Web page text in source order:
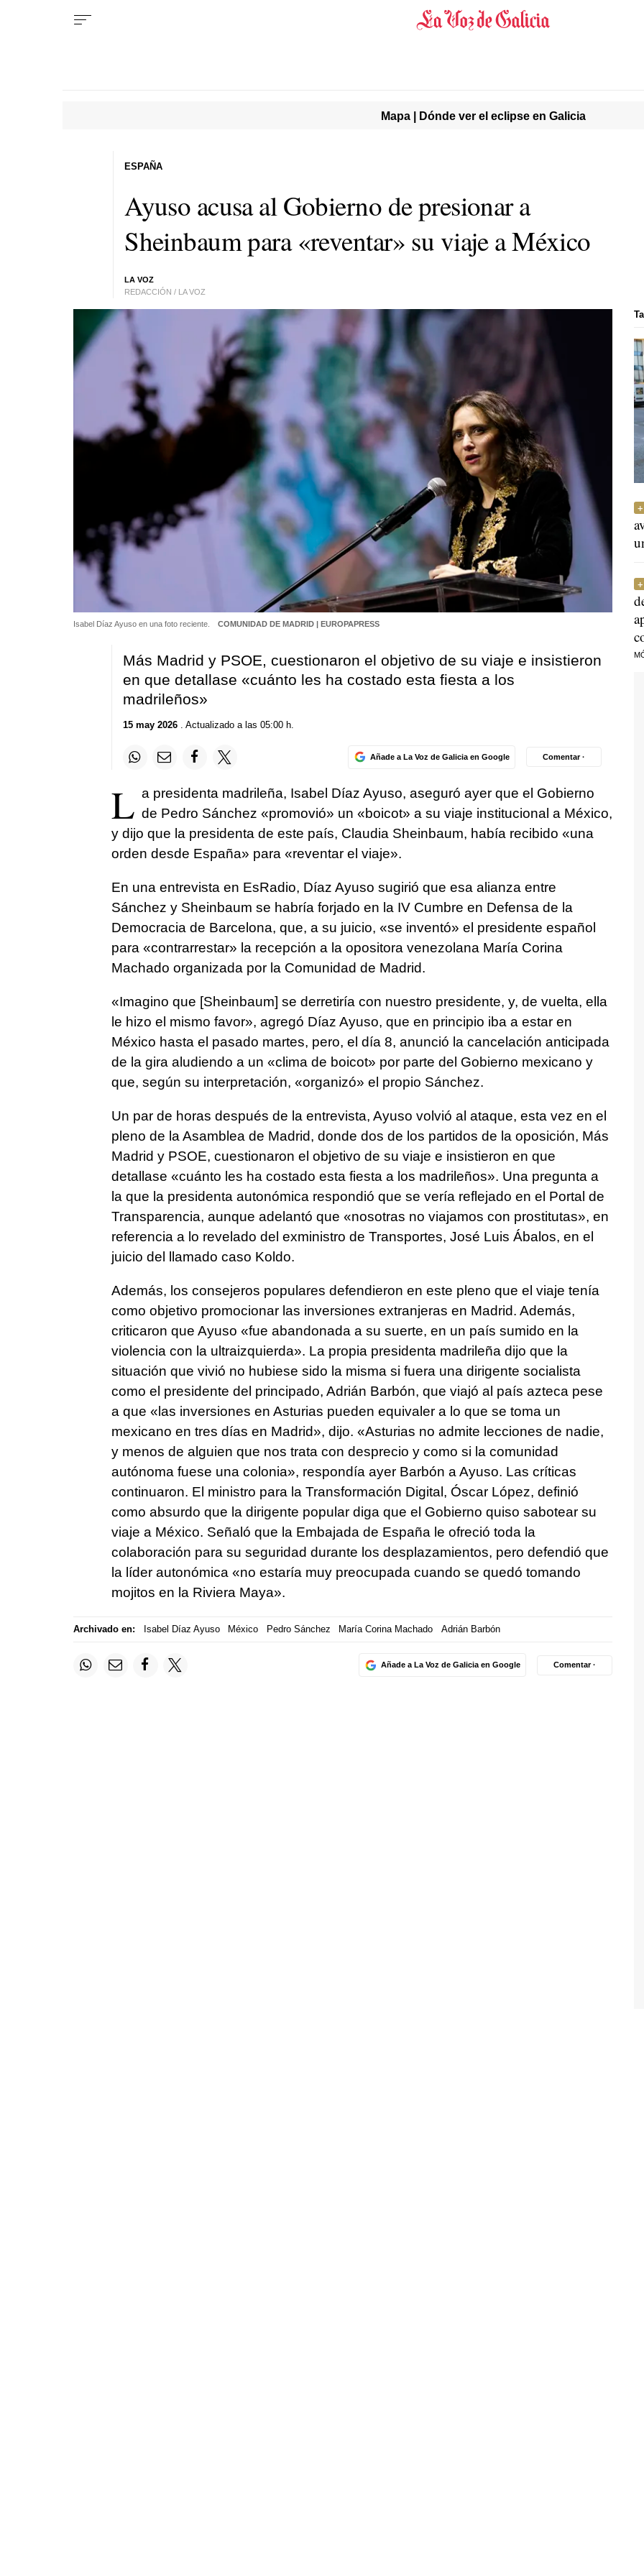
Mapa | Dónde ver el eclipse en Galicia
Ayuso acusa al Gobierno de presionar a
Sheinbaum para «reventar» su viaje a México
LA VOZ
REDACCIÓN / LA VOZ
ESPAÑA
Isabel Díaz Ayuso en una foto reciente. COMUNIDAD DE MADRID | EUROPAPRESS
Más Madrid y PSOE, cuestionaron el objetivo de su viaje e insistieron
en que detallase «cuánto les ha costado esta fiesta a los
madrileños»
15 may 2026. Actualizado a las 05:00 h.
Añade a La Voz de Galicia en Google Comentar ·
L a presidenta madrileña, Isabel Díaz Ayuso, aseguró ayer que el Gobierno
de Pedro Sánchez «promovió» un «boicot» a su viaje institucional a México,
y dijo que la presidenta de este país, Claudia Sheinbaum, había recibido «una
orden desde España» para «reventar el viaje».
En una entrevista en EsRadio, Díaz Ayuso sugirió que esa alianza entre
Sánchez y Sheinbaum se habría forjado en la IV Cumbre en Defensa de la
Democracia de Barcelona, que, a su juicio, «se inventó» el presidente español
para «contrarrestar» la recepción a la opositora venezolana María Corina
Machado organizada por la Comunidad de Madrid.
«Imagino que [Sheinbaum] se derretiría con nuestro presidente, y, de vuelta, ella
le hizo el mismo favor», agregó Díaz Ayuso, que en principio iba a estar en
México hasta el pasado martes, pero, el día 8, anunció la cancelación anticipada
de la gira aludiendo a un «clima de boicot» por parte del Gobierno mexicano y
que, según su interpretación, «organizó» el propio Sánchez.
Un par de horas después de la entrevista, Ayuso volvió al ataque, esta vez en el
pleno de la Asamblea de Madrid, donde dos de los partidos de la oposición, Más
Madrid y PSOE, cuestionaron el objetivo de su viaje e insistieron en que
detallase «cuánto les ha costado esta fiesta a los madrileños». Una pregunta a
la que la presidenta autonómica respondió que se vería reflejado en el Portal de
Transparencia, aunque adelantó que «nosotras no viajamos con prostitutas», en
referencia a lo revelado del exministro de Transportes, José Luis Ábalos, en el
juicio del llamado caso Koldo.
Además, los consejeros populares defendieron en este pleno que el viaje tenía
como objetivo promocionar las inversiones extranjeras en Madrid. Además,
criticaron que Ayuso «fue abandonada a su suerte, en un país sumido en la
violencia con la ultraizquierda». La propia presidenta madrileña dijo que la
situación que vivió no hubiese sido la misma si fuera una dirigente socialista
como el presidente del principado, Adrián Barbón, que viajó al país azteca pese
a que «las inversiones en Asturias pueden equivaler a lo que se toma un
mexicano en tres días en Madrid», dijo. «Asturias no admite lecciones de nadie,
y menos de alguien que nos trata con desprecio y como si la comunidad
autónoma fuese una colonia», respondía ayer Barbón a Ayuso. Las críticas
continuaron. El ministro para la Transformación Digital, Óscar López, definió
como absurdo que la dirigente popular diga que el Gobierno quiso sabotear su
viaje a México. Señaló que la Embajada de España le ofreció toda la
colaboración para su seguridad durante los desplazamientos, pero defendió que
la líder autonómica «no estaría muy preocupada cuando se quedó tomando
mojitos en la Riviera Maya».
Archivado en: Isabel Díaz Ayuso México Pedro Sánchez María Corina Machado Adrián Barbón
Añade a La Voz de Galicia en Google Comentar ·